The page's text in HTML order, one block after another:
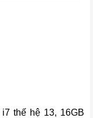
thế hệ 13, 16GB